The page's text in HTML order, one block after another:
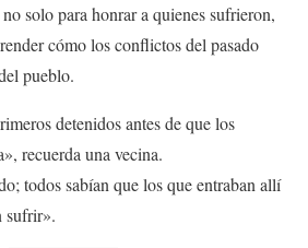
solo para honrar a quienes sufrieron,
cómo los conflictos del pasado
pueblo.
detenidos antes de que los
recuerda una vecina.
todos sabían que los que entraban allí
sufrir».